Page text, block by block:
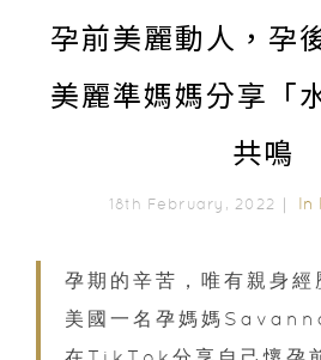
孕前美麗動人，孕
美麗準媽媽分享「
共鳴
18th February, 2022｜ In
孕期的辛苦，唯有親身經
美國一名孕媽媽